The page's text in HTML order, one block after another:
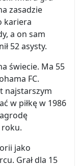
zasadzie
kariera
a on sam
52 asysty.
świecie. Ma 55
FC.
najstarszym
w piłkę w 1986
roku.
jako
Grał dla 15